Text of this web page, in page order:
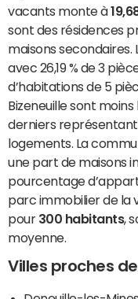
vacants monte à
sont des résidences
maisons
avec 26,19 % de 3
d’habitations de 5
Bizeneuille sont
derniers représentant
logements. La
une part de maisons
pourcentage
parc immobilier de la
pour 300 habitants,
moyenne.
Villes proches